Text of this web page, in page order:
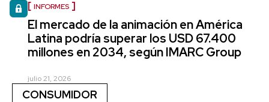
INFORMES
El mercado de la animación en América
Latina podría superar los USD 67.400
millones en 2034, según IMARC Group
julio 21, 2026
CONSUMIDOR